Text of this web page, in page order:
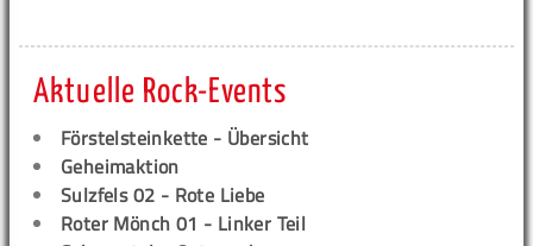
Aktuelle Rock-Events
Förstelsteinkette - Übersicht
Geheimaktion
Sulzfels 02 - Rote Liebe
Roter Mönch 01 - Linker Teil